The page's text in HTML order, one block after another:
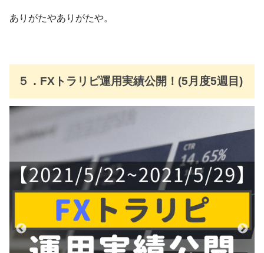
ありがたやありがたや。
５．FXトラリピ運用実績公開！(5月度5週目)